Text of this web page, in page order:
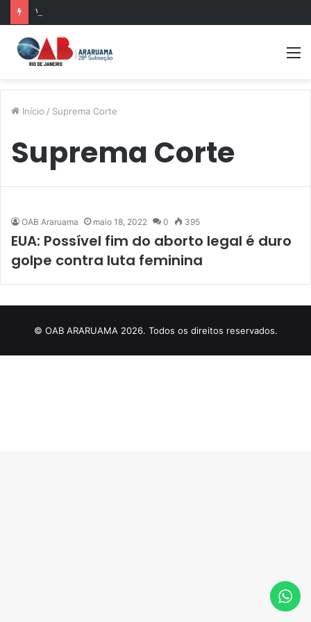
Início / Suprema Corte
Suprema Corte
OAB Araruama maio 18, 2022 0 395
EUA: Possível fim do aborto legal é duro
golpe contra luta feminina
© OAB ARARUAMA 2026. Todos os direitos reservados.